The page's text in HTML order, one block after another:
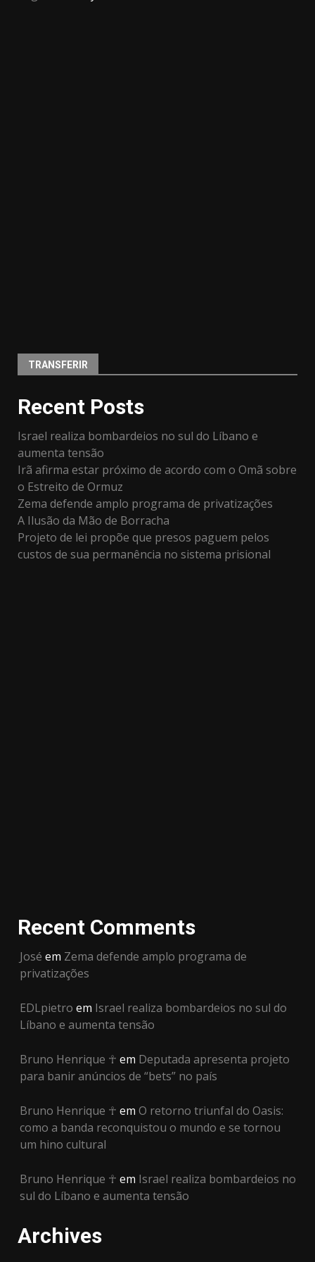
TRANSFERIR
Recent Posts
Israel realiza bombardeios no sul do Líbano e
aumenta tensão
Irã afirma estar próximo de acordo com o Omã sobre
o Estreito de Ormuz
Zema defende amplo programa de privatizações
A Ilusão da Mão de Borracha
Projeto de lei propõe que presos paguem pelos
custos de sua permanência no sistema prisional
Recent Comments
José em Zema defende amplo programa de
privatizações
EDLpietro em Israel realiza bombardeios no sul do
Líbano e aumenta tensão
Bruno Henrique ☥ em Deputada apresenta projeto
para banir anúncios de “bets” no país
Bruno Henrique ☥ em O retorno triunfal do Oasis:
como a banda reconquistou o mundo e se tornou
um hino cultural
Bruno Henrique ☥ em Israel realiza bombardeios no
sul do Líbano e aumenta tensão
Archives